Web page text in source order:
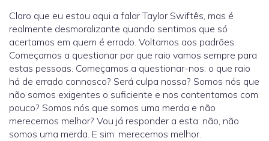
Claro que eu estou aqui a falar Taylor Swiftês, mas é
realmente desmoralizante quando sentimos que só
acertamos em quem é errado. Voltamos aos padrões.
Começamos a questionar por que raio vamos sempre para
estas pessoas. Começamos a questionar-nos: o que raio
há de errado connosco? Será culpa nossa? Somos nós que
não somos exigentes o suficiente e nos contentamos com
pouco? Somos nós que somos uma merda e não
merecemos melhor? Vou já responder a esta: não, não
somos uma merda. E sim: merecemos melhor.